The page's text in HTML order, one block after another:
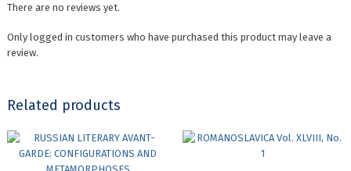
There are no reviews yet.
Only logged in customers who have purchased this product may leave a
review.
Related products